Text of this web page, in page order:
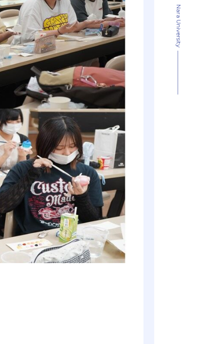
Nara University